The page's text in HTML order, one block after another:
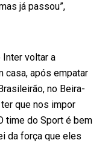
já passou”,
Inter voltar a
casa, após empatar
no Beira-
que nos impor
time do Sport é bem
da força que eles